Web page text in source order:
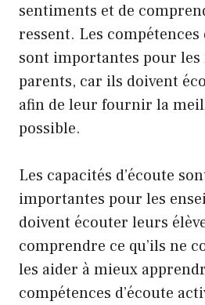
sentiments et de
ressent. Les compétences
sont importantes pour les
parents, car ils doivent
afin de leur fournir la
possible.
Les capacités d’écoute
importantes pour les
doivent écouter leurs
comprendre ce qu’ils ne
les aider à mieux
compétences d’écoute